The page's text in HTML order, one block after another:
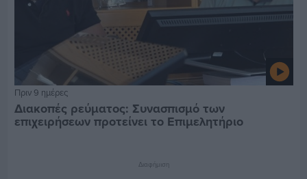
Πριν 9 ημέρες
Διακοπές ρεύματος: Συνασπισμό των
επιχειρήσεων προτείνει το Επιμελητήριο
Διαφήμιση